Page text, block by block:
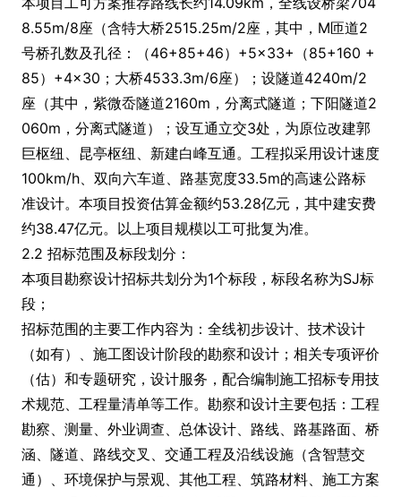
8.55m/8座（含特大桥2515.25m/2座，其中，M匝道2
号桥孔数及孔径：（46+85+46）+5×33+（85+160 +
85）+4×30；大桥4533.3m/6座）；设隧道4240m/2
座（其中，紫微岙隧道2160m，分离式隧道；下阳隧道2
060m，分离式隧道）；设互通立交3处，为原位改建郭
巨枢纽、昆亭枢纽、新建白峰互通。工程拟采用设计速度
100km/h、双向六车道、路基宽度33.5m的高速公路标
准设计。本项目投资估算金额约53.28亿元，其中建安费
约38.47亿元。以上项目规模以工可批复为准。
2.2 招标范围及标段划分：
本项目勘察设计招标共划分为1个标段，标段名称为SJ标
段；
招标范围的主要工作内容为：全线初步设计、技术设计
（如有）、施工图设计阶段的勘察和设计；相关专项评价
（估）和专题研究，设计服务，配合编制施工招标专用技
术规范、工程量清单等工作。勘察和设计主要包括：工程
勘察、测量、外业调查、总体设计、路线、路基路面、桥
涵、隧道、路线交叉、交通工程及沿线设施（含智慧交
通）、环境保护与景观、其他工程、筑路材料、施工方案